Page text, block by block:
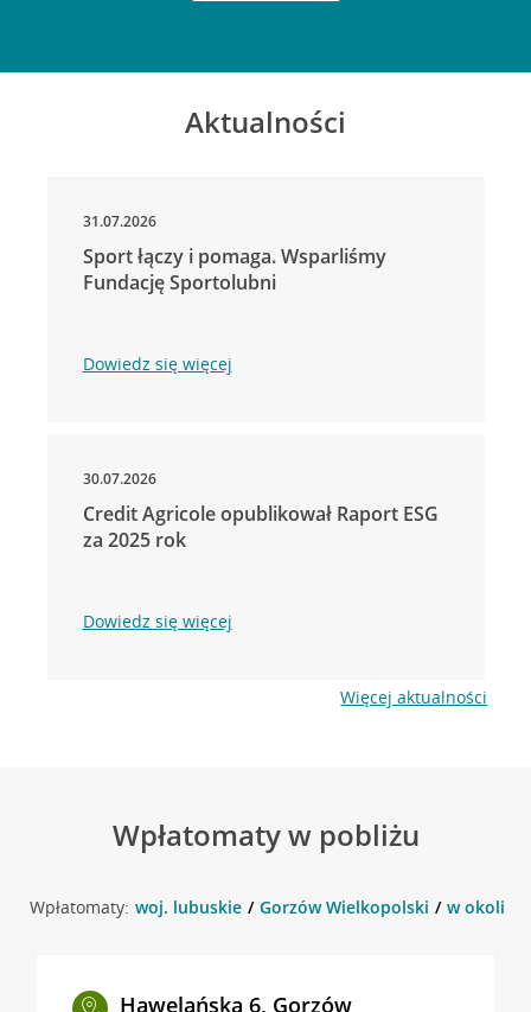
Aktualności
31.07.2026
Sport łączy i pomaga. Wsparliśmy
Fundację Sportolubni
Dowiedz się więcej
30.07.2026
Credit Agricole opublikował Raport ESG
za 2025 rok
Dowiedz się więcej
Więcej aktualności
Wpłatomaty w pobliżu
Wpłatomaty: woj. lubuskie Gorzów Wielkopolski w okolicy
Hawelańska 6, Gorzów